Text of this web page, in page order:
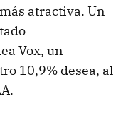
atractiva. Un
Vox, un
10,9% desea, al